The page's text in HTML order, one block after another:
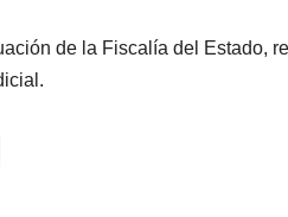
de la Fiscalía del Estado,